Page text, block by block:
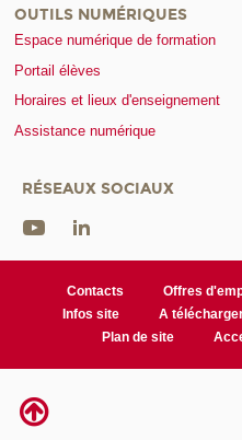
OUTILS NUMÉRIQUES
Espace numérique de formation
Portail élèves
Horaires et lieux d'enseignement
Assistance numérique
RÉSEAUX SOCIAUX
Contacts Offres
Infos site
A
Plan de site